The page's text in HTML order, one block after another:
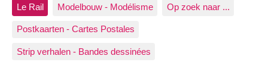
Le Rail Modelbouw - Modélisme Op zoek naar ...
Postkaarten - Cartes Postales
Strip verhalen - Bandes dessinées